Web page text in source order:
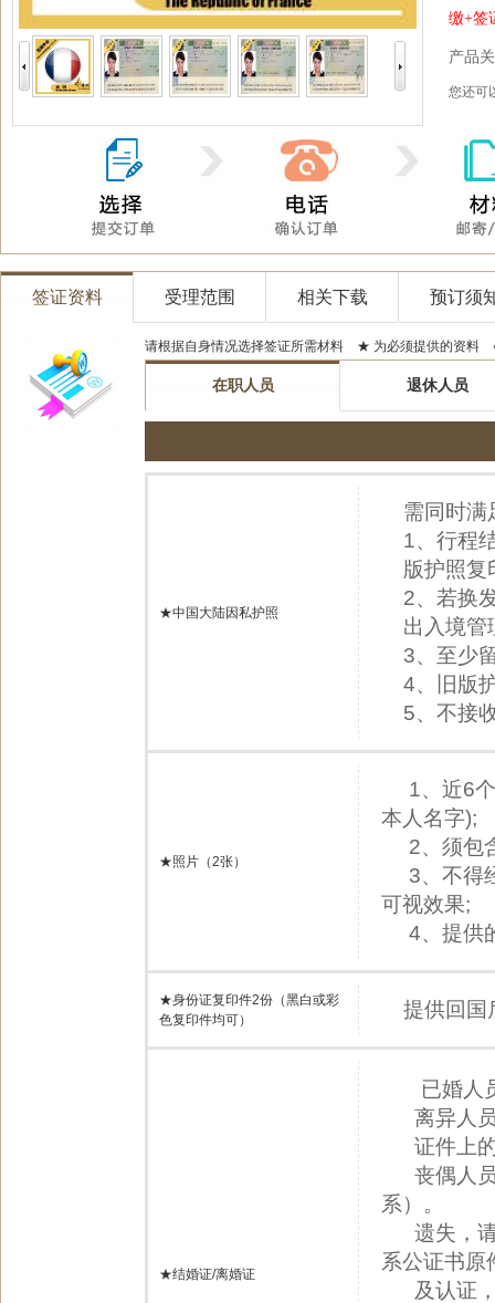
缴+签
产品
您还
签证资料 受理范围 相关下载 预订须
请根据自身情况选择签证所需材料 ★ 为必须提供的资料
在职人员 退休人员
★中国大陆因私护照
需同时满
1、行程
版护照复
2、若换
出入境管
3、至少
4、旧版
5、不接
★照片（2张）
1、近6个
本人名字);
2、须包
3、不得
可视效果;
4、提供
★身份证复印件2份（黑白或彩
色复印件均可）
提供回国
★结婚证/离婚证
已婚人
离异人员
证件上的
丧偶人员
系）。
遗失，请
系公证书原
及认证